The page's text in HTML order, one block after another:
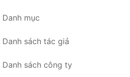
Danh mục
Danh sách tác giả
Danh sách công ty